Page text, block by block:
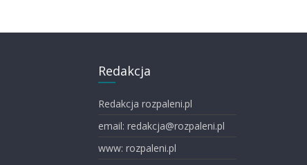
Redakcja
Redakcja rozpaleni.pl
email: redakcja@rozpaleni.pl
www: rozpaleni.pl